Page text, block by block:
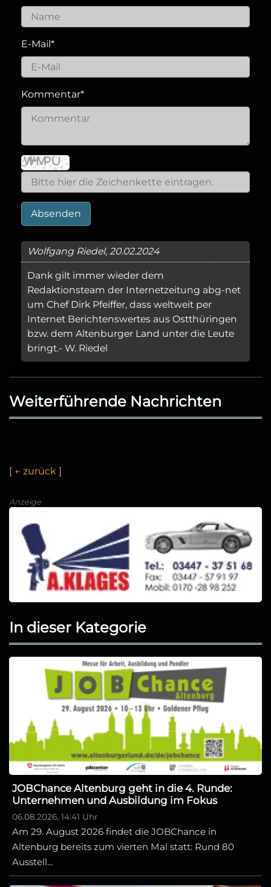
E-Mail*
Kommentar*
Absenden
Wolfgang Riedel, 20.02.2024
Dank gilt immer wieder dem
Redaktionsteam der Internetzeitung abg-net
um Chef Dirk Pfeiffer, dass weltweit per
Internet Berichtenswertes aus Ostthüringen
bzw. dem Altenburger Land unter die Leute
bringt.- W. Riedel
Weiterführende Nachrichten
[ ← zurück ]
Anzeige
In dieser Kategorie
JOBChance Altenburg geht in die 4. Runde:
Unternehmen und Ausbildung im Fokus
06.08.2026, 14:41 Uhr
Am 29. August 2026 findet die JOBChance in
Altenburg bereits zum vierten Mal statt: Rund 80
Ausstell...